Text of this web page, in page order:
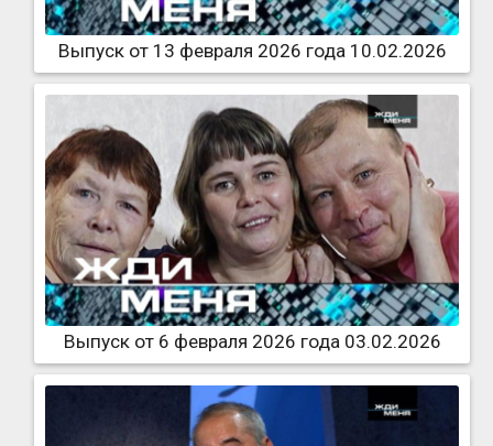
Выпуск от 13 февраля 2026 года 10.02.2026
Выпуск от 6 февраля 2026 года 03.02.2026